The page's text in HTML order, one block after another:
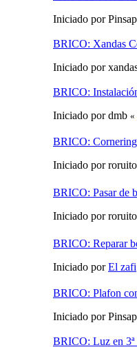
Iniciado por
BRICO: Xandas
Iniciado por
BRICO:
Iniciado por dmb «
BRICO:
Iniciado por roruito
BRICO: Pasar de
Iniciado por roruito
BRICO: Reparar
Iniciado porEl zafi
BRICO: Plafon
Iniciado por
BRICO: Luz en